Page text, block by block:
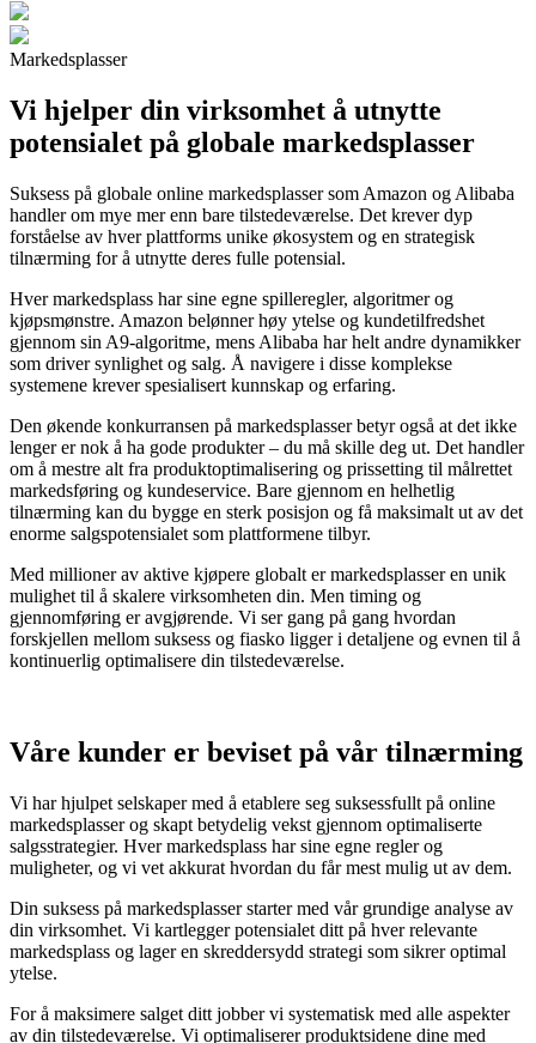
Markedsplasser
Vi hjelper din virksomhet å utnytte
potensialet på globale markedsplasser
Suksess på globale online markedsplasser som Amazon og Alibaba
handler om mye mer enn bare tilstedeværelse. Det krever dyp
forståelse av hver plattforms unike økosystem og en strategisk
tilnærming for å utnytte deres fulle potensial.
Hver markedsplass har sine egne spilleregler, algoritmer og
kjøpsmønstre. Amazon belønner høy ytelse og kundetilfredshet
gjennom sin A9-algoritme, mens Alibaba har helt andre dynamikker
som driver synlighet og salg. Å navigere i disse komplekse
systemene krever spesialisert kunnskap og erfaring.
Den økende konkurransen på markedsplasser betyr også at det ikke
lenger er nok å ha gode produkter – du må skille deg ut. Det handler
om å mestre alt fra produktoptimalisering og prissetting til målrettet
markedsføring og kundeservice. Bare gjennom en helhetlig
tilnærming kan du bygge en sterk posisjon og få maksimalt ut av det
enorme salgspotensialet som plattformene tilbyr.
Med millioner av aktive kjøpere globalt er markedsplasser en unik
mulighet til å skalere virksomheten din. Men timing og
gjennomføring er avgjørende. Vi ser gang på gang hvordan
forskjellen mellom suksess og fiasko ligger i detaljene og evnen til å
kontinuerlig optimalisere din tilstedeværelse.
Våre kunder er beviset på vår tilnærming
Vi har hjulpet selskaper med å etablere seg suksessfullt på online
markedsplasser og skapt betydelig vekst gjennom optimaliserte
salgsstrategier. Hver markedsplass har sine egne regler og
muligheter, og vi vet akkurat hvordan du får mest mulig ut av dem.
Din suksess på markedsplasser starter med vår grundige analyse av
din virksomhet. Vi kartlegger potensialet ditt på hver relevante
markedsplass og lager en skreddersydd strategi som sikrer optimal
ytelse.
For å maksimere salget ditt jobber vi systematisk med alle aspekter
av din tilstedeværelse. Vi optimaliserer produktsidene dine med